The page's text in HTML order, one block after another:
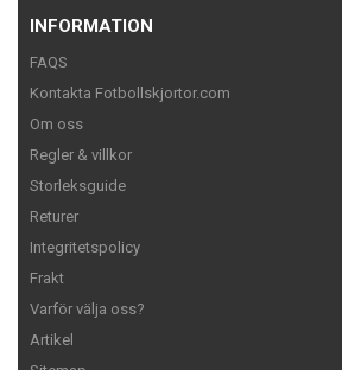
INFORMATION
FAQS
Kontakta Fotbollskjortor.com
Om oss
Regler & villkor
Storleksguide
Returer
Integritetspolicy
Frakt
Varför välja oss?
Artikel